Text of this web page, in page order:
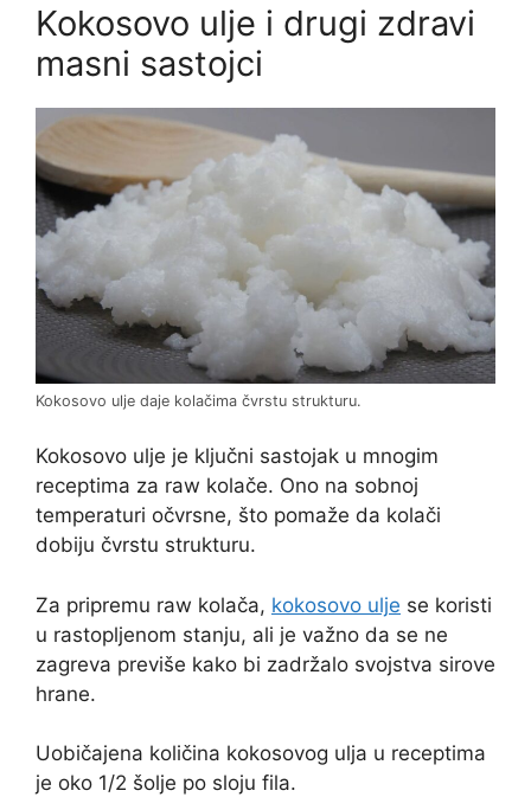
Kokosovo ulje i drugi zdravi
masni sastojci
Kokosovo ulje daje kolačima čvrstu strukturu.
Kokosovo ulje je ključni sastojak u mnogim
receptima za raw kolače. Ono na sobnoj
temperaturi očvrsne, što pomaže da kolači
dobiju čvrstu strukturu.
Za pripremu raw kolača, kokosovo ulje se koristi
u rastopljenom stanju, ali je važno da se ne
zagreva previše kako bi zadržalo svojstva sirove
hrane.
Uobičajena količina kokosovog ulja u receptima
je oko 1/2 šolje po sloju fila.